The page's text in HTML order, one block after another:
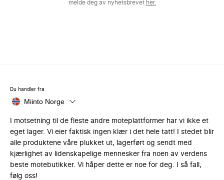
melde deg av nyhetsbrevet her.
Du handler fra
Miinto Norge
I motsetning til de fleste andre moteplattformer har vi ikke et
eget lager. Vi eier faktisk ingen klær i det hele tatt! I stedet blir
alle produktene våre plukket ut, lagerført og sendt med
kjærlighet av lidenskapelige mennesker fra noen av verdens
beste motebutikker. Vi håper dette er noe for deg. I så fall,
følg oss!